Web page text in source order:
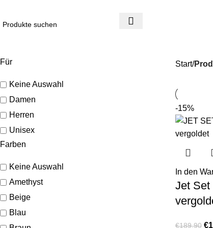
Für
Keine Auswahl
Damen
Herren
Unisex
Farben
Keine Auswahl
Amethyst
Beige
Blau
Start
-15%
In den
Jet Set
€189,90 €